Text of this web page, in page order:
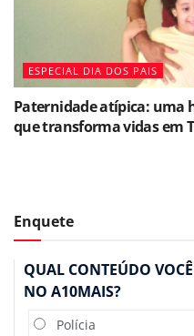
ESPECIAL DIA DOS PAIS
Paternidade atípica: uma
que transforma vidas em
Enquete
QUAL CONTEÚDO
NO A10MAIS?
Polícia